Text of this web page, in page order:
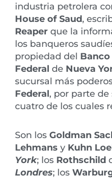
industria petrolera
House of Saud,
Reaper que la
los banqueros
propiedad del Banco
Federal de Nueva
sucursal más
Federal, por parte de
cuatro de los cuales
Son los Goldman
Lehmans y Kuhn
York; los Rothschild
Londres; los